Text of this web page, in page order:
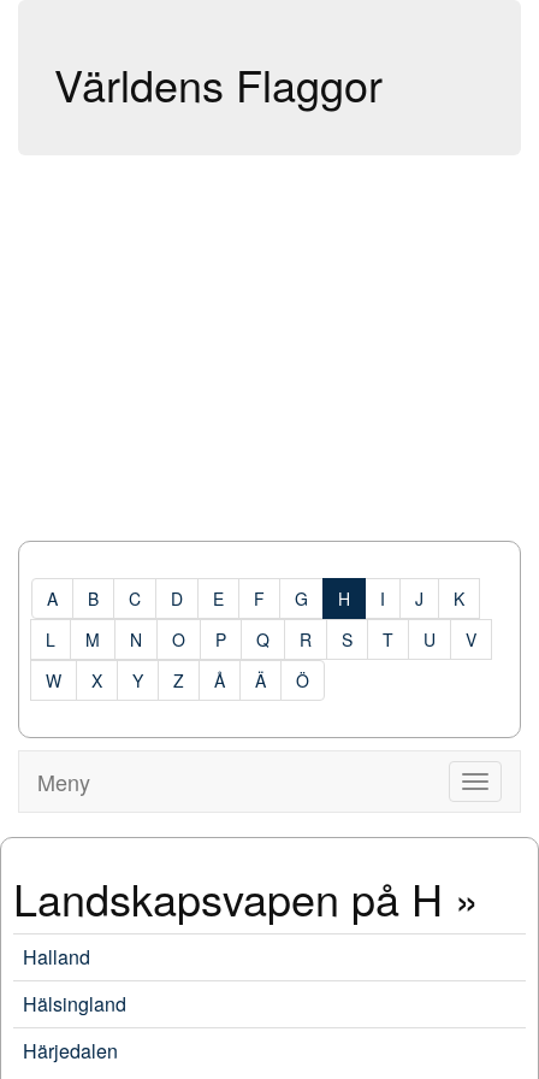
Världens Flaggor
A B C D E F G H I J
K
L
M N O P Q R S T U
V
W
X Y Z Å Ä Ö
Visa
Meny
Meny
Landskapsvapen på H »
Halland
Hälsingland
Härjedalen